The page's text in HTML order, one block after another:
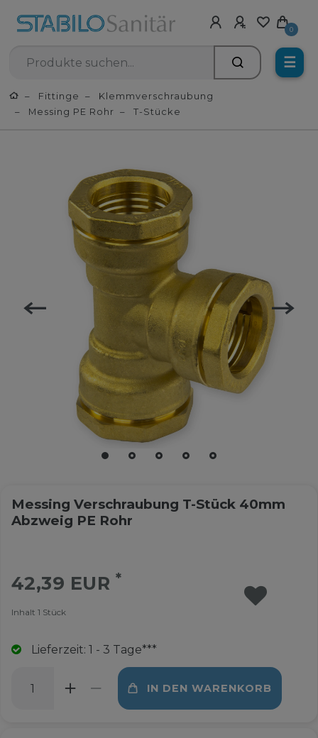
0
☰
Fittinge
Klemmverschraubung
Messing PE Rohr
T-Stücke
Messing Verschraubung T-Stück 40mm
Abzweig PE Rohr
42,39 EUR *
Inhalt 1 Stück
Lieferzeit: 1 - 3 Tage***
IN DEN WARENKORB